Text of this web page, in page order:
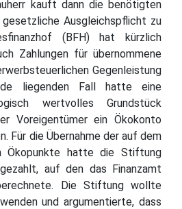
kauft dann die benötigten
Ausgleichspflicht zu
(BFH) hat kürzlich
Zahlungen für übernommene
Gegenleistung
liegenden Fall hatte eine
wertvolles Grundstück
Voreigentümer ein Ökokonto
Für die Übernahme der auf dem
Ökopunkte hatte die Stiftung
auf den das Finanzamt
Die Stiftung wollte
und argumentierte, dass